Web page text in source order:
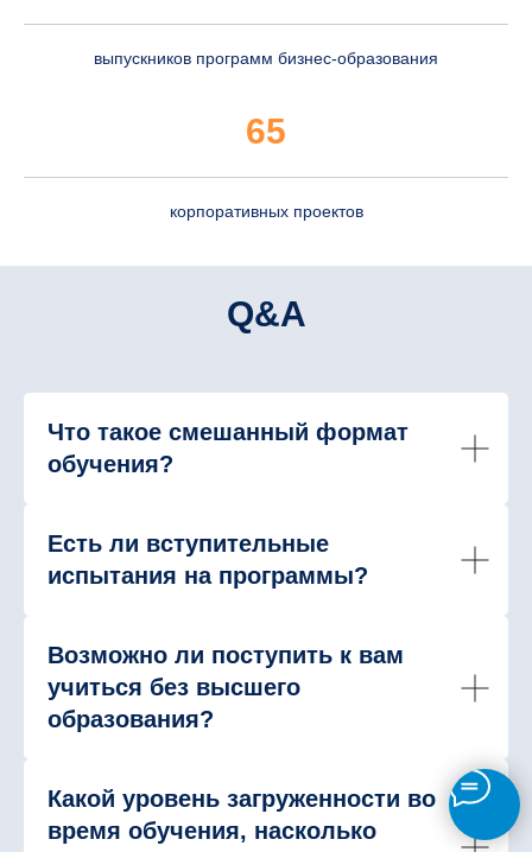
выпускников программ бизнес-образования
65
корпоративных проектов
Q&A
Что такое смешанный формат
обучения?
Есть ли вступительные
испытания на программы?
Возможно ли поступить к вам
учиться без высшего
образования?
Какой уровень загруженности во
время обучения, насколько